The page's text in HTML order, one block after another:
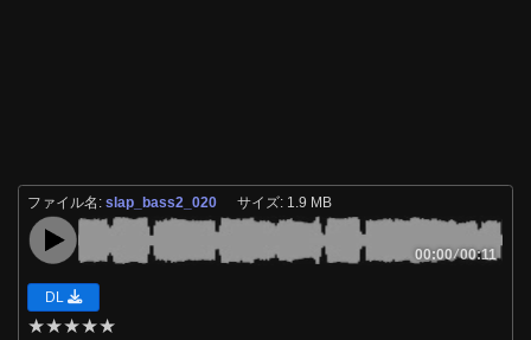
ファイル名:slap_bass2_020 サイズ: 1.9 MB
00:00 /00:11
DL
★★★★★